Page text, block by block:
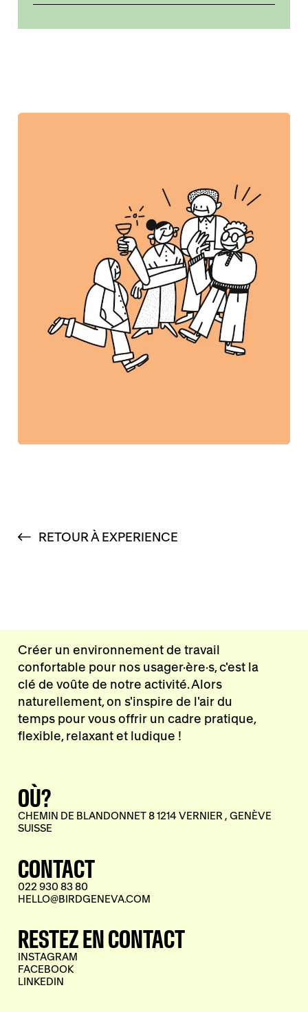
RETOUR À EXPERIENCE
Créer un environnement de travail
confortable pour nos usager·ère·s, c'est la
clé de voûte de notre activité. Alors
naturellement, on s'inspire de l'air du
temps pour vous offrir un cadre pratique,
flexible, relaxant et ludique !
OÙ?
CHEMIN DE BLANDONNET 8 1214 VERNIER , GENÈVE
SUISSE
CONTACT
022 930 83 80
HELLO@BIRDGENEVA.COM
RESTEZ EN CONTACT
INSTAGRAM
FACEBOOK
LINKEDIN